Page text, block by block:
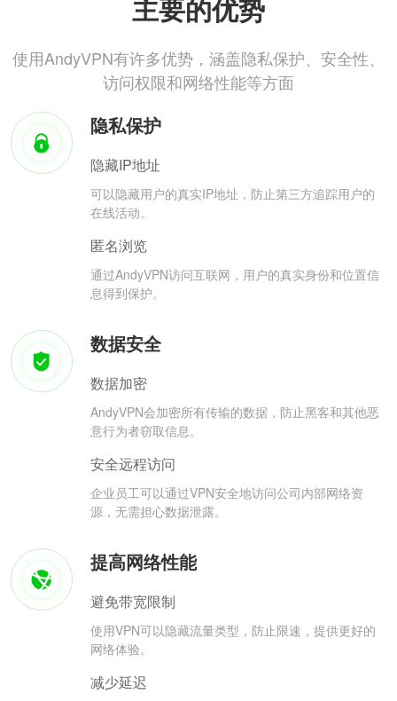
主要的优势
使用AndyVPN有许多优势，涵盖隐私保护、安全性、
访问权限和网络性能等方面
隐私保护
隐藏IP地址
可以隐藏用户的真实IP地址，防止第三方追踪用户的
在线活动。
匿名浏览
通过AndyVPN访问互联网，用户的真实身份和位置信
息得到保护。
数据安全
数据加密
AndyVPN会加密所有传输的数据，防止黑客和其他恶
意行为者窃取信息。
安全远程访问
企业员工可以通过VPN安全地访问公司内部网络资
源，无需担心数据泄露。
提高网络性能
避免带宽限制
使用VPN可以隐藏流量类型，防止限速，提供更好的
网络体验。
减少延迟